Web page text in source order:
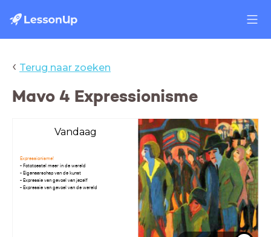
‹ Terug naar zoeken
Mavo 4 Expressionisme
Vandaag
Expressionisme!
- Fototoestel meer in de wereld
- Eigenaarschap van de kunst
- Expressie van gevoel van jezelf
- Expressie van gevoel van de wereld